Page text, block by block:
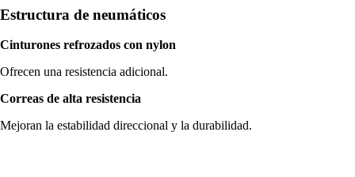
Estructura de neumáticos
Cinturones refrozados con nylon
Ofrecen una resistencia adicional.
Correas de alta resistencia
Mejoran la estabilidad direccional y la durabilidad.